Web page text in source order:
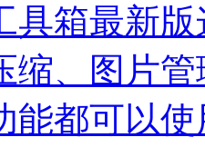
具箱最新
缩、图片
能都可以